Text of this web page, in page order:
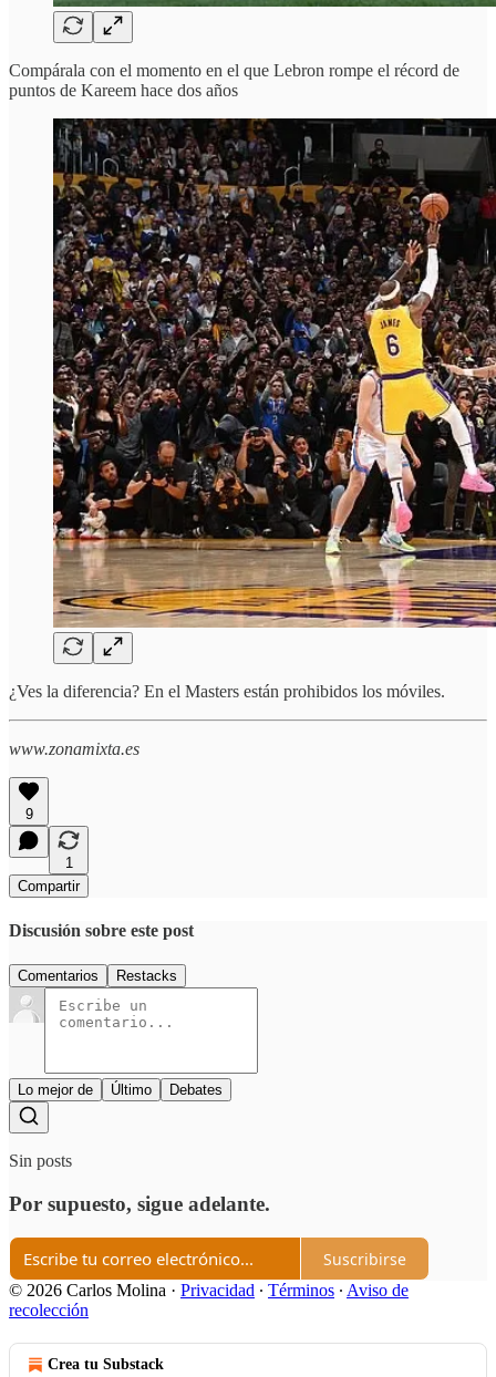
Compárala con el momento en el que Lebron rompe el récord de
puntos de Kareem hace dos años
¿Ves la diferencia? En el Masters están prohibidos los móviles.
www.zonamixta.es
9
1
Compartir
Discusión sobre este post
Comentarios Restacks
Lo mejor de Último Debates
Sin posts
Por supuesto, sigue adelante.
Suscribirse
© 2026 Carlos Molina · Privacidad ∙ Términos ∙ Aviso de
recolección
Crea tu Substack